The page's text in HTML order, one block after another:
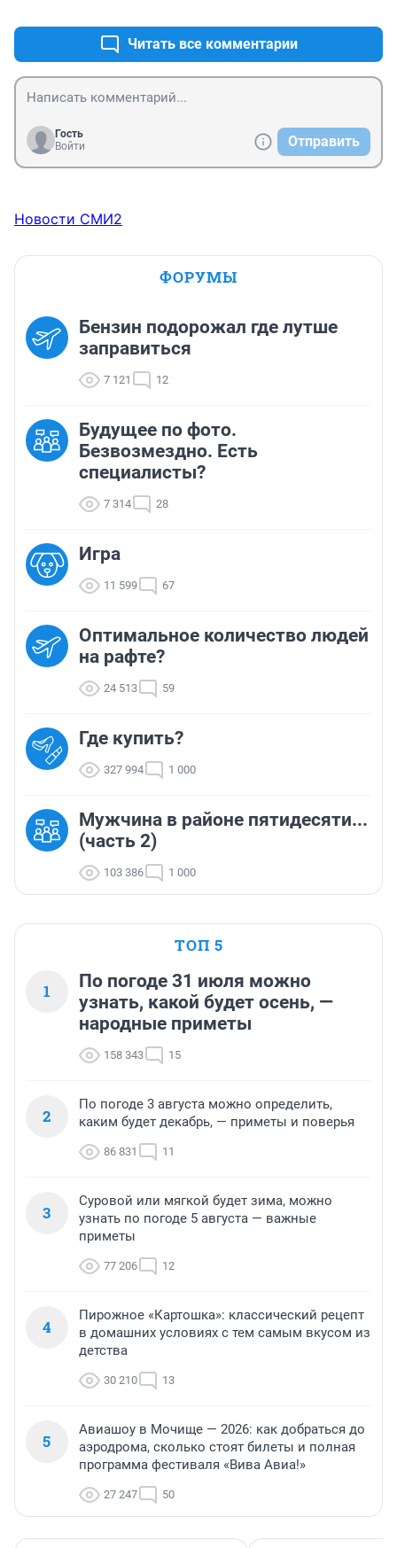
Читать все комментарии
Гость
Войти
Отправить
Новости СМИ2
ФОРУМЫ
Бензин подорожал где лутше
заправиться
7 121 12
Будущее по фото.
Безвозмездно. Есть
специалисты?
7 314 28
Игра
11 599 67
Оптимальное количество людей
на рафте?
24 513 59
Где купить?
327 994 1 000
Мужчина в районе пятидесяти...
(часть 2)
103 386 1 000
ТОП 5
1
По погоде 31 июля можно
узнать, какой будет осень, —
народные приметы
158 343 15
2
По погоде 3 августа можно определить,
каким будет декабрь, — приметы и поверья
86 831 11
3
Суровой или мягкой будет зима, можно
узнать по погоде 5 августа — важные
приметы
77 206 12
4
Пирожное «Картошка»: классический рецепт
в домашних условиях с тем самым вкусом из
детства
30 210 13
5
Авиашоу в Мочище — 2026: как добраться до
аэродрома, сколько стоят билеты и полная
программа фестиваля «Вива Авиа!»
27 247 50